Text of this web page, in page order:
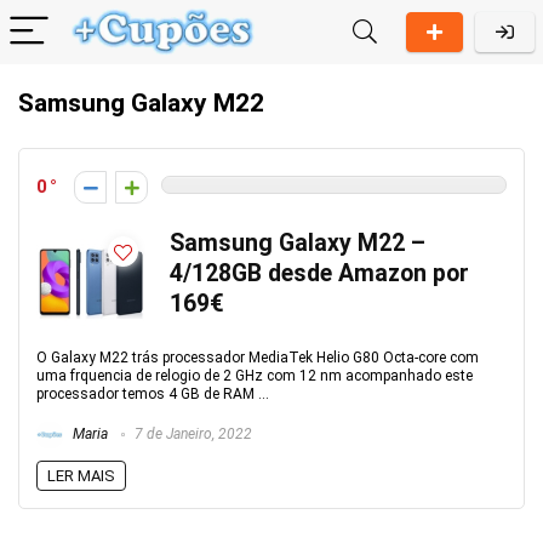
Samsung Galaxy M22
0
Samsung Galaxy M22 –
4/128GB desde Amazon por
169€
O Galaxy M22 trás processador MediaTek Helio G80 Octa-core com
uma frquencia de relogio de 2 GHz com 12 nm acompanhado este
processador temos 4 GB de RAM ...
Maria 7 de Janeiro, 2022
LER MAIS